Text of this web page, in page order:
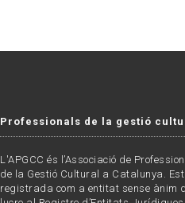
Professionals de la gestió
L'APGCC és l’Associació de
de la Gestió Cultural a Catalunya.
registrada com a entitat sense ànim